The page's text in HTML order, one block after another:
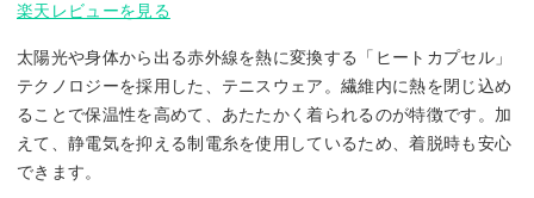
楽天レビューを見る
太陽光や身体から出る赤外線を熱に変換する「ヒートカプセル」
テクノロジーを採用した、テニスウェア。繊維内に熱を閉じ込め
ることで保温性を高めて、あたたかく着られるのが特徴です。加
えて、静電気を抑える制電糸を使用しているため、着脱時も安心
できます。